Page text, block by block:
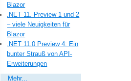
Blazor
.NET 11. Preview 1 und 2
– viele Neuigkeiten für
Blazor
.NET 11.0 Preview 4: Ein
bunter Strauß von API-
Erweiterungen
Mehr...